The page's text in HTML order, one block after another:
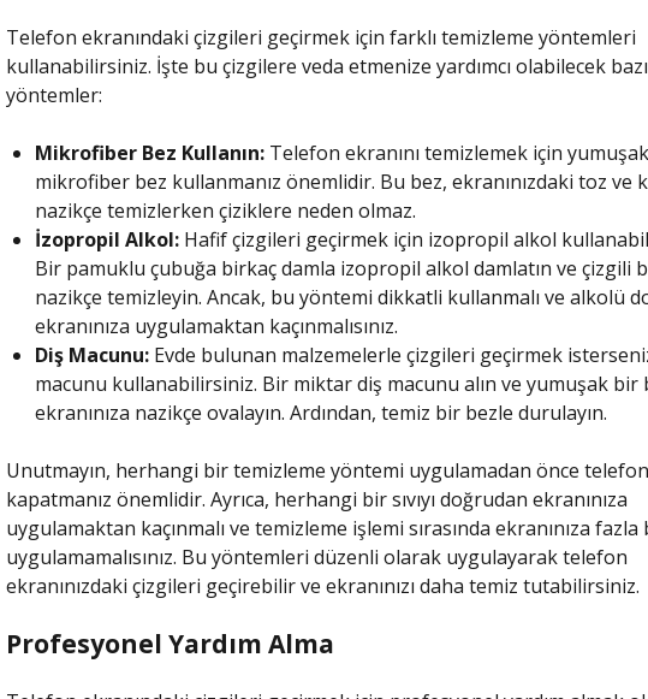
Telefon ekranındaki çizgileri geçirmek için farklı temizleme yöntemleri
kullanabilirsiniz. İşte bu çizgilere veda etmenize yardımcı olabilecek
yöntemler:
Mikrofiber Bez Kullanın:Telefon ekranını temizlemek için
mikrofiber bez kullanmanız önemlidir. Bu bez, ekranınızdaki toz ve
nazikçe temizlerken çiziklere neden olmaz.
İzopropil Alkol:Hafif çizgileri geçirmek için izopropil alkol
Bir pamuklu çubuğa birkaç damla izopropil alkol damlatın ve çizgili
nazikçe temizleyin. Ancak, bu yöntemi dikkatli kullanmalı ve alkolü
ekranınıza uygulamaktan kaçınmalısınız.
Diş Macunu:Evde bulunan malzemelerle çizgileri geçirmek
macunu kullanabilirsiniz. Bir miktar diş macunu alın ve yumuşak bir
ekranınıza nazikçe ovalayın. Ardından, temiz bir bezle durulayın.
Unutmayın, herhangi bir temizleme yöntemi uygulamadan önce
kapatmanız önemlidir. Ayrıca, herhangi bir sıvıyı doğrudan ekranınıza
uygulamaktan kaçınmalı ve temizleme işlemi sırasında ekranınıza fazla
uygulamamalısınız. Bu yöntemleri düzenli olarak uygulayarak telefon
ekranınızdaki çizgileri geçirebilir ve ekranınızı daha temiz tutabilirsiniz.
Profesyonel Yardım Alma